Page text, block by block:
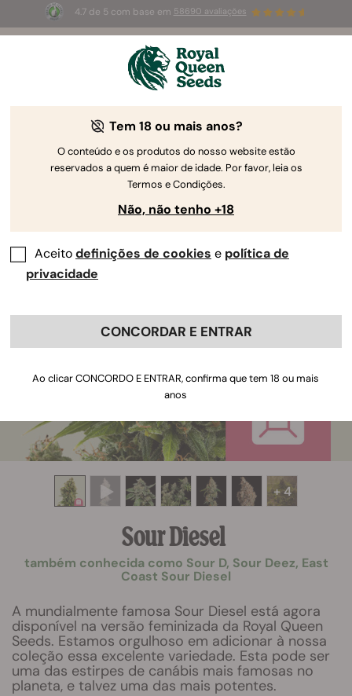
4.7 de 5 com base em 58690 avaliações
3 sementes White Widow Auto
+ 4
Sour Diesel
também conhecida como Sour D, Sour Deez, East
Coast Sour Diesel
A mundialmente famosa Sour Diesel está agora
disponível na versão feminizada da Royal Queen
Seeds. Estamos orgulhoso em adicionar à nossa
coleção essa excelente variedade. Esta pode ser
uma das estirpes de canábis mais famosas no
planeta, e talvez uma das mais potentes.
Tem 18 ou mais anos?
O conteúdo e os produtos do nosso website estão
reservados a quem é maior de idade. Por favor, leia os
Termos e Condições.
Não, não tenho +18
Aceitodefinições de cookies e política de
privacidade
CONCORDAR E ENTRAR
Ao clicar CONCORDO E ENTRAR, confirma que tem 18 ou mais
anos